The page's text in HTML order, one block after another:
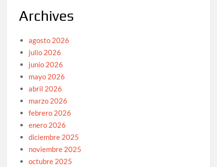
Archives
agosto 2026
julio 2026
junio 2026
mayo 2026
abril 2026
marzo 2026
febrero 2026
enero 2026
diciembre 2025
noviembre 2025
octubre 2025